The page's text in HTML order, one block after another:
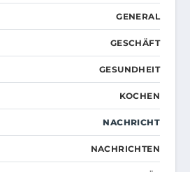
GENERAL
GESCHÄFT
GESUNDHEIT
KOCHEN
NACHRICHT
NACHRICHTEN